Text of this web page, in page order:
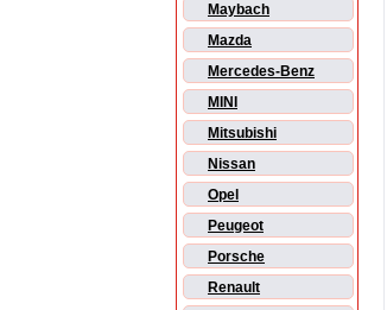
Maybach
Mazda
Mercedes-Benz
MINI
Mitsubishi
Nissan
Opel
Peugeot
Porsche
Renault